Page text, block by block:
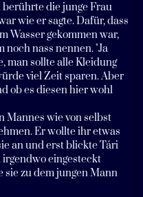
die junge Frau
wie er sagte. Dafür, dass
Wasser gekommen war,
nass nennen. "Ja
man sollte alle Kleidung
viel Zeit sparen. Aber
ob es diesen hier wohl
Mannes wie von selbst
Er wollte ihr etwas
an und erst blickte Tári
eingesteckt
sie zu dem jungen Mann